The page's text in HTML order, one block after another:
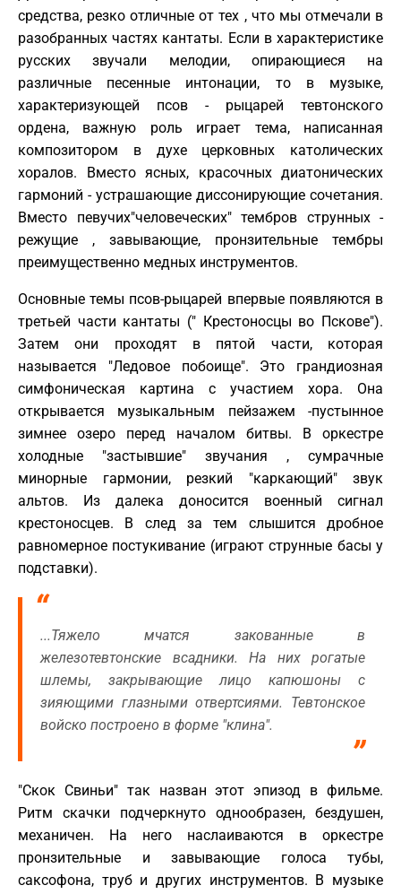
средства, резко отличные от тех , что мы отмечали в
разобранных частях кантаты. Если в характеристике
русских звучали мелодии, опирающиеся на
различные песенные интонации, то в музыке,
характеризующей псов - рыцарей тевтонского
ордена, важную роль играет тема, написанная
композитором в духе церковных католических
хоралов. Вместо ясных, красочных диатонических
гармоний - устрашающие диссонирующие сочетания.
Вместо певучих"человеческих" тембров струнных -
режущие , завывающие, пронзительные тембры
преимущественно медных инструментов.
Основные темы псов-рыцарей впервые появляются в
третьей части кантаты (" Крестоносцы во Пскове").
Затем они проходят в пятой части, которая
называется "Ледовое побоище". Это грандиозная
симфоническая картина с участием хора. Она
открывается музыкальным пейзажем -пустынное
зимнее озеро перед началом битвы. В оркестре
холодные "застывшие" звучания , сумрачные
минорные гармонии, резкий "каркающий" звук
альтов. Из далека доносится военный сигнал
крестоносцев. В след за тем слышится дробное
равномерное постукивание (играют струнные басы у
подставки).
...Тяжело мчатся закованные в
железотевтонские всадники. На них рогатые
шлемы, закрывающие лицо капюшоны с
зияющими глазными отвертсиями. Тевтонское
войско построено в форме "клина".
"Скок Свиньи" так назван этот эпизод в фильме.
Ритм скачки подчеркнуто однообразен, бездушен,
механичен. На него наслаиваются в оркестре
пронзительные и завывающие голоса тубы,
саксофона, труб и других инструментов. В музыке